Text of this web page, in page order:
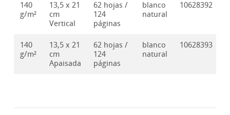
140
g/m²
13,5 x 21
cm
Vertical
62 hojas /
124
páginas
blanco
natural
10628392
140
g/m²
13,5 x 21
cm
Apaisada
62 hojas /
124
páginas
blanco
natural
10628393